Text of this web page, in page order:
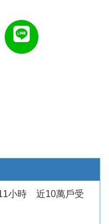
小時 近10萬戶受